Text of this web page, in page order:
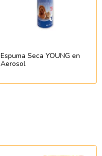
Espuma Seca YOUNG en
Aerosol